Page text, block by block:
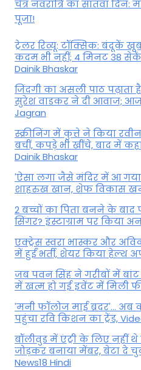
चैत्र नवरात्रि का सातवां दिन:
पूजा!
ट्रेलर रिव्यू: टॉक्सिक: बंदूकें
कदम भी नहीं; 4 मिनट 38
Dainik Bhaskar
जिंदगी का असली पाठ पढ़ाता
सुरेश वाडकर ने दी आवाज;
Jagran
स्क्रीनिंग में कुत्ते ने किया
बचीं, कपड़े भी खींचे, बाद में
Dainik Bhaskar
'ऐसा लगा जैसे मंदिर में आ
शाहरुख खान, शेफ विकास
2 बच्चों का पिता बनने के
सिंगर? इंस्टाग्राम पर किया
एक्ट्रेस स्वरा भास्कर और
में हुईं भर्ती, शेयर किया हेल्थ
जब पवन सिंह ने गरीबों में बांट
में खत्म हो गई इवेंट में मिली
'मनी फॉलोज माई ब्रदर'...
पहुंचा रवि किशन का ट्रेंड,
बॉलीवुड में एंट्री के लिए नहीं थे
जोड़कर बनाया मेंबर, बेटा दे
News18 Hindi